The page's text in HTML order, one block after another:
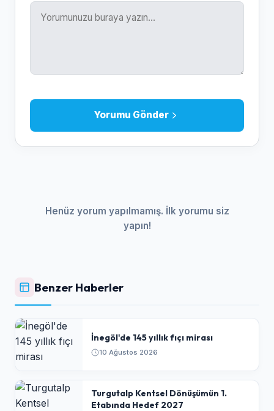
Yorumu Gönder
Henüz yorum yapılmamış. İlk yorumu siz
yapın!
Benzer Haberler
İnegöl'de 145 yıllık fıçı mirası
10 Ağustos 2026
Turgutalp Kentsel Dönüşümün 1.
Etabında Hedef 2027